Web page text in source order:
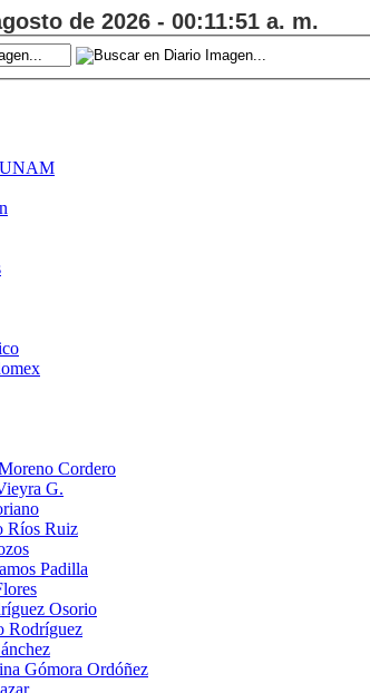
de 2026 - 00:11:52 a. m.
Cordero
G.
Ríos Ruiz
Padilla
Osorio
Rodríguez
Gómora Ordóñez